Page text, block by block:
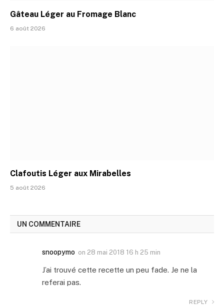
Gâteau Léger au Fromage Blanc
6 août 2026
Clafoutis Léger aux Mirabelles
5 août 2026
UN COMMENTAIRE
snoopymo on 28 mai 2018 16 h 25 min
J’ai trouvé cette recette un peu fade. Je ne la
referai pas.
REPLY